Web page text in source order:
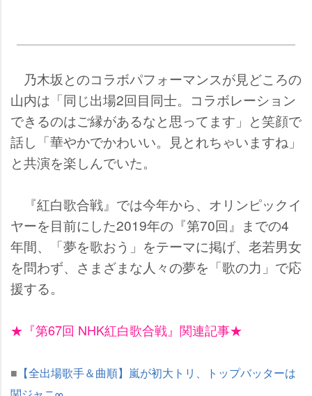
乃木坂とのコラボパフォーマンスが見どころの
山内は「同じ出場2回目同士。コラボレーション
できるのはご縁があるなと思ってます」と笑顔で
話し「華やかでかわいい。見とれちゃいますね」
と共演を楽しんでいた。
『紅白歌合戦』では今年から、オリンピックイ
ヤーを目前にした2019年の『第70回』までの4
年間、「夢を歌おう」をテーマに掲げ、老若男女
を問わず、さまざまな人々の夢を「歌の力」で応
援する。
★『第67回 NHK紅白歌合戦』関連記事★
■ 【全出場歌手＆曲順】嵐が初大トリ、トップバッターは